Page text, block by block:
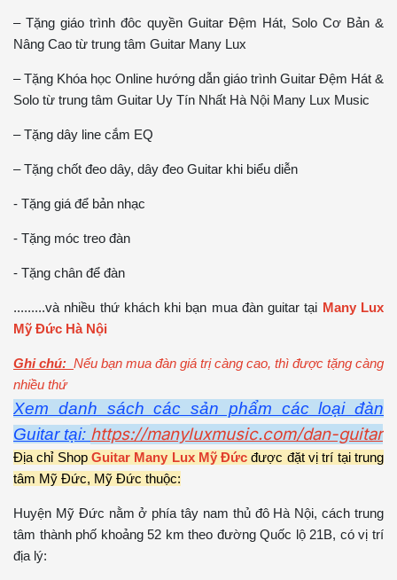
– Tặng giáo trình đôc quyền Guitar Đệm Hát, Solo Cơ Bản &
Nâng Cao từ trung tâm Guitar Many Lux
– Tặng Khóa học Online hướng dẫn giáo trình Guitar Đệm Hát &
Solo từ trung tâm Guitar Uy Tín Nhất Hà Nội Many Lux Music
– Tặng dây line cắm EQ
– Tặng chốt đeo dây, dây đeo Guitar khi biểu diễn
- Tặng giá để bản nhạc
- Tặng móc treo đàn
- Tặng chân để đàn
.........và nhiều thứ khách khi bạn mua đàn guitar tại Many Lux
Mỹ Đức Hà Nội
Ghi chú: Nếu bạn mua đàn giá trị càng cao, thì được tặng càng
nhiều thứ
Xem danh sách các sản phẩm các loại đàn
Guitar tại: https://manyluxmusic.com/dan-guitar
Địa chỉ Shop Guitar Many Lux Mỹ Đứcđược đặt vị trí tại trung
tâm Mỹ Đức, Mỹ Đức thuộc:
Huyện Mỹ Đức nằm ở phía tây nam thủ đô Hà Nội, cách trung
tâm thành phố khoảng 52 km theo đường Quốc lộ 21B, có vị trí
địa lý: